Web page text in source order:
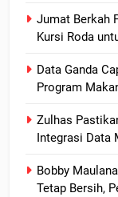
Jumat Berkah
Kursi Roda
Data Ganda
Program
Zulhas
Integrasi Data
Bobby
Tetap Bersih,